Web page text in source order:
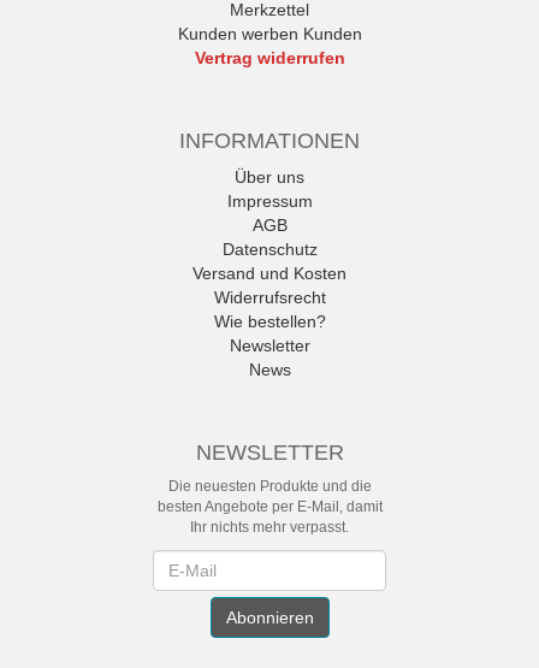
Merkzettel
Kunden werben Kunden
Vertrag widerrufen
INFORMATIONEN
Über uns
Impressum
AGB
Datenschutz
Versand und Kosten
Widerrufsrecht
Wie bestellen?
Newsletter
News
NEWSLETTER
Die neuesten Produkte und die
besten Angebote per E-Mail, damit
Ihr nichts mehr verpasst.
Abonnieren